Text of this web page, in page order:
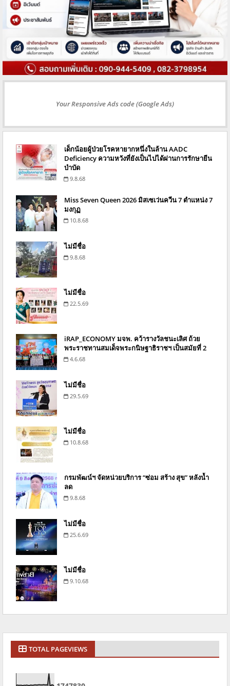
Your Responsive Ads code (Google Ads)
เด็กน้อยผู้ป่วยโรคหายากหนึ่งในล้าน AADC
Deficiency ความหวังที่ยังเป็นไปได้ผ่านการรักษายีน
บำบัด
9.8.68
Miss Seven Queen 2026 มิสเซเว่นควีน 7 ตำแหน่ง 7
มงกุฏ
10.8.68
ไม่มีชื่อ
9.8.68
ไม่มีชื่อ
22.5.69
iRAP_ECONOMY มจพ. คว้ารางวัลชนะเลิศ ถ้วย
พระราชทานสมเด็จพระกนิษฐาธิราชฯ เป็นสมัยที่ 2
4.6.68
ไม่มีชื่อ
29.5.69
ไม่มีชื่อ
10.8.68
กรมพัฒน์ฯ จัดหน่วยบริการ “ซ่อม สร้าง สุข” หลังน้ำ
ลด
9.8.68
ไม่มีชื่อ
25.6.69
ไม่มีชื่อ
9.10.68
TOTAL PAGEVIEWS